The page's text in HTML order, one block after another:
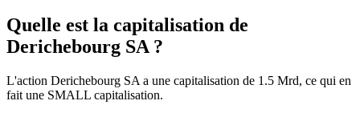
Quelle est la capitalisation de
Derichebourg SA ?
L'action Derichebourg SA a une capitalisation de 1.5 Mrd, ce qui en
fait une SMALL capitalisation.